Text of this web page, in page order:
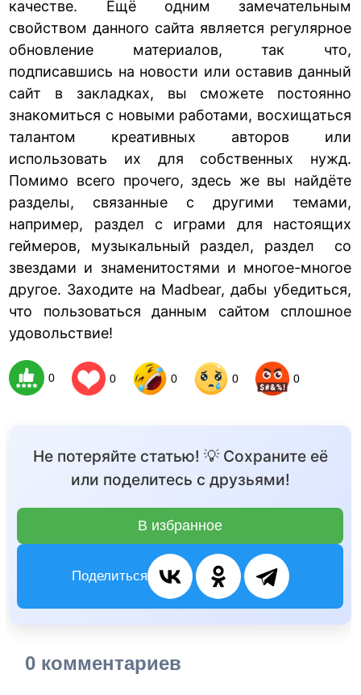
качестве. Ещё одним замечательным
свойством данного сайта является регулярное
обновление материалов, так что,
подписавшись на новости или оставив данный
сайт в закладках, вы сможете постоянно
знакомиться с новыми работами, восхищаться
талантом креативных авторов или
использовать их для собственных нужд.
Помимо всего прочего, здесь же вы найдёте
разделы, связанные с другими темами,
например, раздел с играми для настоящих
геймеров, музыкальный раздел, раздел со
звездами и знаменитостями и многое-многое
другое. Заходите на Madbear, дабы убедиться,
что пользоваться данным сайтом сплошное
удовольствие!
0 0 0 0 0
Не потеряйте статью! 💡 Сохраните её
или поделитесь с друзьями!
В избранное
Поделиться
0 комментариев